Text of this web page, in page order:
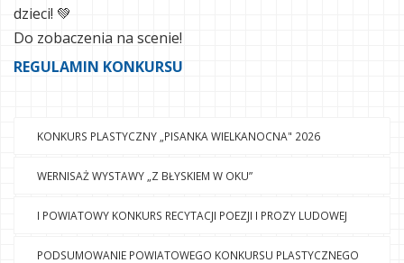
dzieci! 💚
Do zobaczenia na scenie!
REGULAMIN KONKURSU
KONKURS PLASTYCZNY „PISANKA WIELKANOCNA" 2026
WERNISAŻ WYSTAWY „Z BŁYSKIEM W OKU”
I POWIATOWY KONKURS RECYTACJI POEZJI I PROZY LUDOWEJ
PODSUMOWANIE POWIATOWEGO KONKURSU PLASTYCZNEGO